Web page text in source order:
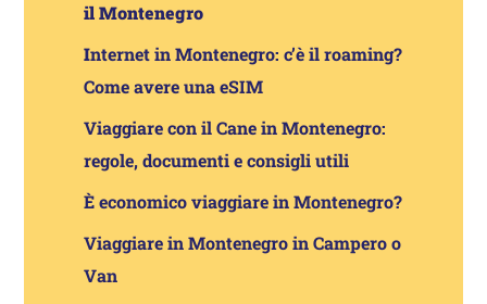
il Montenegro
Internet in Montenegro: c’è il roaming?
Come avere una eSIM
Viaggiare con il Cane in Montenegro:
regole, documenti e consigli utili
È economico viaggiare in Montenegro?
Viaggiare in Montenegro in Campero o
Van